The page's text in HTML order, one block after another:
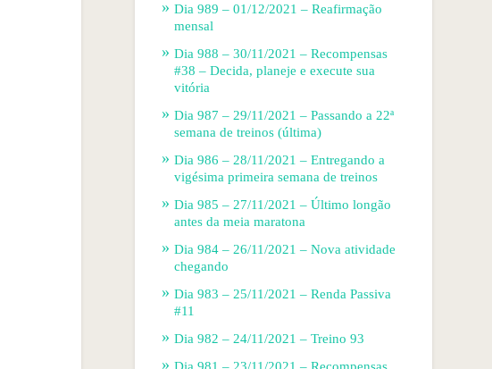
Dia 989 – 01/12/2021 – Reafirmação
mensal
Dia 988 – 30/11/2021 – Recompensas
#38 – Decida, planeje e execute sua
vitória
Dia 987 – 29/11/2021 – Passando a 22ª
semana de treinos (última)
Dia 986 – 28/11/2021 – Entregando a
vigésima primeira semana de treinos
Dia 985 – 27/11/2021 – Último longão
antes da meia maratona
Dia 984 – 26/11/2021 – Nova atividade
chegando
Dia 983 – 25/11/2021 – Renda Passiva
#11
Dia 982 – 24/11/2021 – Treino 93